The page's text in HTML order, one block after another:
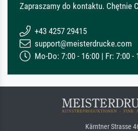
Zapraszamy do kontaktu. Chętnie
+43 4257 29415
support@meisterdrucke.com
Mo-Do: 7:00 - 16:00 | Fr: 7:00 -
Kärntner Strasse